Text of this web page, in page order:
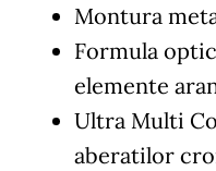
Montura
Formula
elemente
Ultra Multi
aberatilor